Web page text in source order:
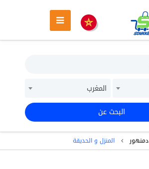
المغرب
البحث عن
دمنهور المنزل و الحديقة